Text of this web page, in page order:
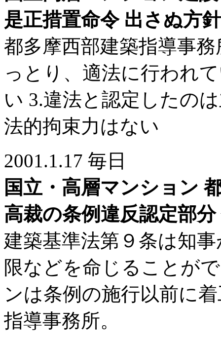
是正措置命令 出さぬ方針
都多摩西部建築指導事
っとり、適法に行われ
い 3.違法と認定したの
法的拘束力はない
2001.1.17 毎日
国立・高層マンション
高裁の条例違反認定部
建築基準法第９条は知
限などを命じることが
ンは条例の施行以前に
指導事務所。